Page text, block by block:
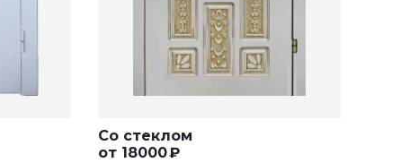
Со стеклом
от 18000₽